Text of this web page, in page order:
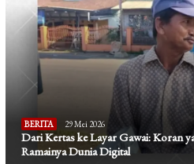
BERITA 29 Mei 2026
Dari Kertas ke Layar Gawai: Koran
Ramainya Dunia Digital